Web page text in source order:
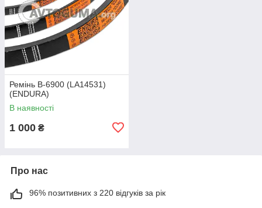
Ремінь B-6900 (LA14531)
(ENDURA)
В наявності
1 000 ₴
Про нас
96% позитивних з 220 відгуків за рік